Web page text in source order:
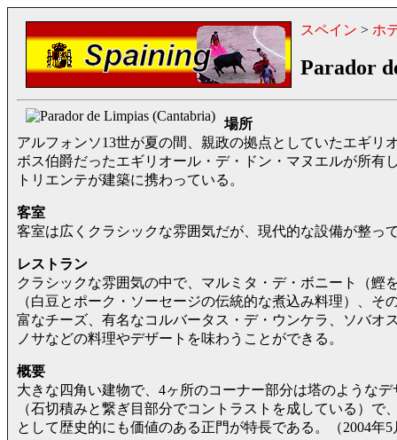
スペイン > ホ
Parador
場所
アルフォンソ13世が夏の間、親政の拠点としていたエギリ
ボス伯爵だったエギリオール・デ・ドン・マヌエルが所有
トリエンテが建築に携わっている。
客室
客室は広くクラシックな雰囲気だが、現代的な設備が整っ
レストラン
クラシックな雰囲気の中で、マルミタ・デ・ボニート（鰹
（白豆とポーク・ソーセージの伝統的な煮込み料理）、
富なチーズ、有名なコルバータス・デ・ウンケラ、ソバオ
ノサなどの料理やデザートを味わうことができる。
概要
大きな四角い建物で、4ヶ所のコーナー部分は塔のような
（石切積みと繋ぎ目部分でコントラストを成している）
として歴史的にも価値のある正門が特長である。（2004年5